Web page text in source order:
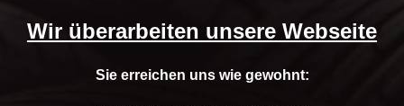
Wir überarbeiten unsere Webseite
Sie erreichen uns wie gewohnt: